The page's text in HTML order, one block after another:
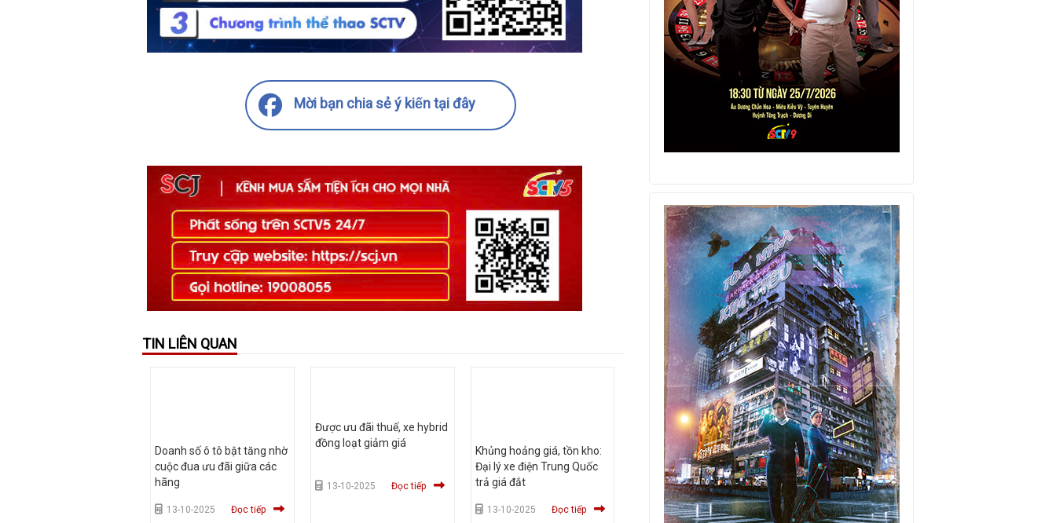
Mời bạn chia sẻ ý kiến tại đây
TIN LIÊN QUAN
Doanh số ô tô bật tăng nhờ
cuộc đua ưu đãi giữa các
hãng
13-10-2025 Đọc tiếp
Được ưu đãi thuế, xe hybrid
đồng loạt giảm giá
13-10-2025 Đọc tiếp
Khủng hoảng giá, tồn kho:
Đại lý xe điện Trung Quốc
trả giá đắt
13-10-2025 Đọc tiếp